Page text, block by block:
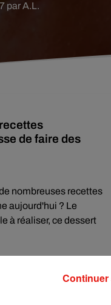
par A.L.
de faire des
nombreuses recettes
aujourd'hui ? Le
à réaliser, ce dessert